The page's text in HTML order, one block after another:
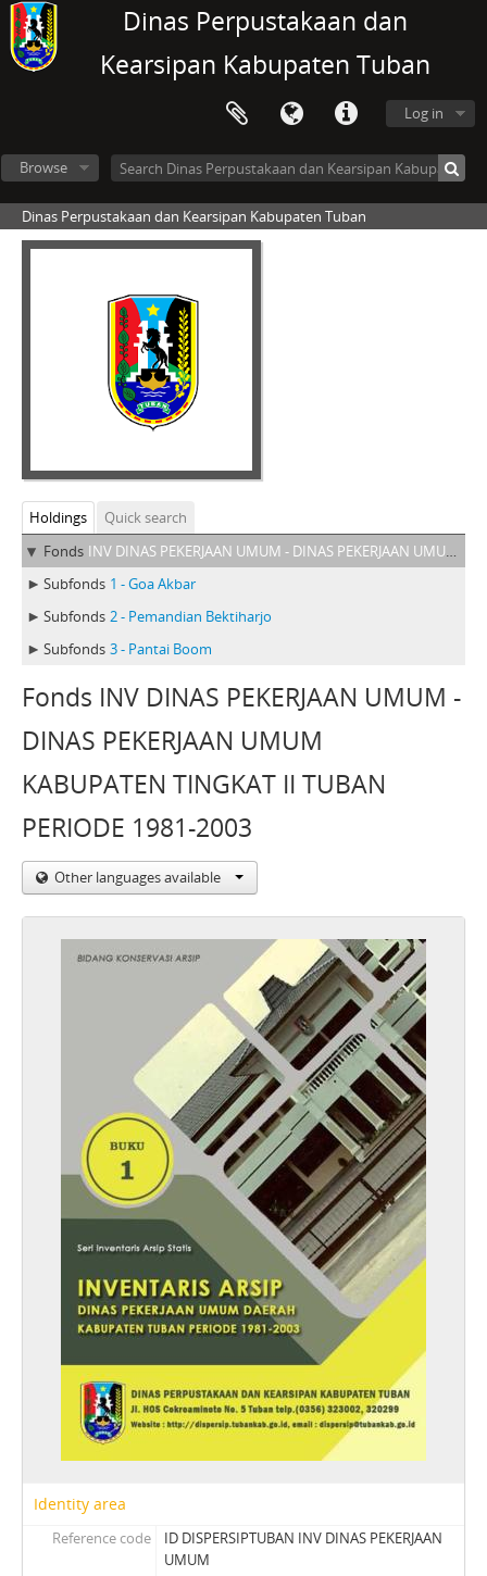
Dinas Perpustakaan dan
Kearsipan Kabupaten Tuban
Log in
Browse
Dinas Perpustakaan dan Kearsipan Kabupaten Tuban
Holdings
Quick search
Fonds INV DINAS PEKERJAAN UMUM - DINAS PEKERJAAN UMUM KABUPATEN TINGKAT II TUBAN PERIODE 1981-2003
Subfonds 1 - Goa Akbar
Subfonds 2 - Pemandian Bektiharjo
Subfonds 3 - Pantai Boom
Fonds INV DINAS PEKERJAAN UMUM -
DINAS PEKERJAAN UMUM
KABUPATEN TINGKAT II TUBAN
PERIODE 1981-2003
Other languages available
Identity area
Reference code
ID DISPERSIPTUBAN INV DINAS PEKERJAAN
UMUM